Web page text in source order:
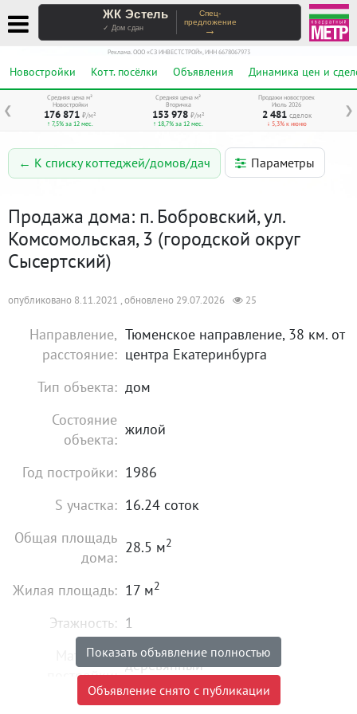
ЖК Эстель
✓ Дом сдан
Спец-
предложение
→
Реклама. ООО «СЗ ИНВЕСТСТРОЙ», ИНН 6678067973
Новостройки Котт. посёлки Объявления Динамика цен и
❮ ❯
Средняя цена м²
Новостройки
176 871 ₽/м²
↑ 7,5% за 12 мес.
Средняя цена м²
Вторичка
153 978 ₽/м²
↑ 18,7% за 12 мес.
Продажи новостроек
Июль 2026
2 481 сделок
↓ 5,3% к июню
← К списку коттеджей/домов/дач Параметры
Продажа дома: п. Бобровский, ул.
Комсомольская, 3 (городской округ
Сысертский)
опубликовано 8.11.2021 , обновлено 29.07.2026 25
Направление,
расстояние:
Тюменское направление, 38 км. от
центра Екатеринбурга
Тип объекта: дом
Состояние
объекта:
жилой
Год постройки: 1986
S участка: 16.24 соток
Общая площадь
дома:
28.5 м2
Жилая площадь: 17 м2
Этажность: 1
Материал
постройки:
деревянный
Электричество: есть
Показать объявление полностью
Объявление снято с публикации